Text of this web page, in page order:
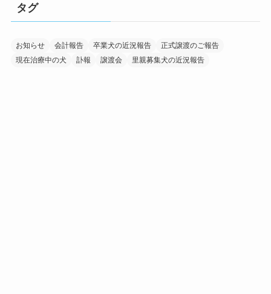
タグ
お知らせ 会計報告 卒業犬の近況報告
正式譲渡のご報告
現在治療中の犬
訃報 譲渡会 里親募集犬の近況報告